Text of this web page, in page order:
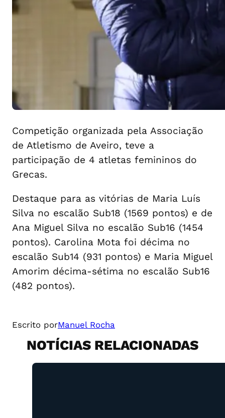
Competição organizada pela Associação
de Atletismo de Aveiro, teve a
participação de 4 atletas femininos do
Grecas.
Destaque para as vitórias de Maria Luís
Silva no escalão Sub18 (1569 pontos) e de
Ana Miguel Silva no escalão Sub16 (1454
pontos). Carolina Mota foi décima no
escalão Sub14 (931 pontos) e Maria Miguel
Amorim décima-sétima no escalão Sub16
(482 pontos).
Escrito porManuel Rocha
NOTÍCIAS RELACIONADAS